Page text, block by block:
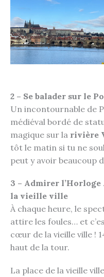
2 – Se balader sur le
Un incontournable de
médiéval bordé de
magique sur la rivière
tôt le matin si tu ne
peut y avoir beaucoup
3 – Admirer
la vieille ville
À chaque heure, le
attire les foules… et
cœur de la vieille ville !
haut de la tour.
La place de la vieille